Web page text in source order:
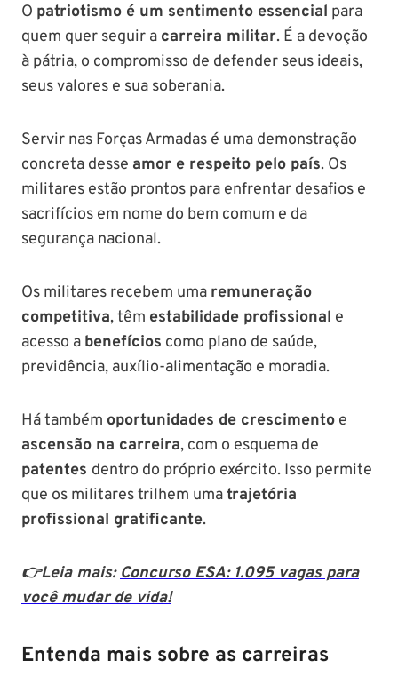
O patriotismo é um sentimento essencial para
quem quer seguir a carreira militar. É a devoção
à pátria, o compromisso de defender seus ideais,
seus valores e sua soberania.
Servir nas Forças Armadas é uma demonstração
concreta desse amor e respeito pelo país. Os
militares estão prontos para enfrentar desafios e
sacrifícios em nome do bem comum e da
segurança nacional.
Os militares recebem uma remuneração
competitiva, têm estabilidade profissional e
acesso a benefícios como plano de saúde,
previdência, auxílio-alimentação e moradia.
Há também oportunidades de crescimento e
ascensão na carreira, com o esquema de
patentes dentro do próprio exército. Isso permite
que os militares trilhem umatrajetória
profissional gratificante.
👉Leia mais:Concurso ESA: 1.095 vagas para
você mudar de vida!
Entenda mais sobre as carreiras